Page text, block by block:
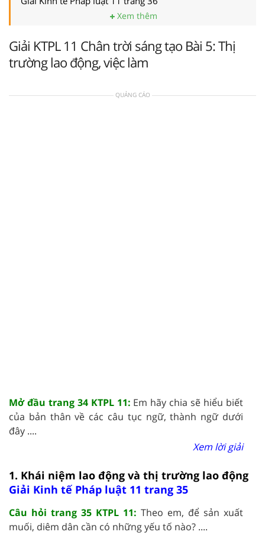
Xem thêm
Giải KTPL 11 Chân trời sáng tạo Bài 5: Thị
trường lao động, việc làm
QUẢNG CÁO
Mở đầu trang 34 KTPL 11: Em hãy chia sẽ hiểu biết
của bản thân về các câu tục ngữ, thành ngữ dưới
đây ....
Xem lời giải
1. Khái niệm lao động và thị trường lao động
Giải Kinh tế Pháp luật 11 trang 35
Câu hỏi trang 35 KTPL 11: Theo em, để sản xuất
muối, diêm dân cần có những yếu tố nào? ....